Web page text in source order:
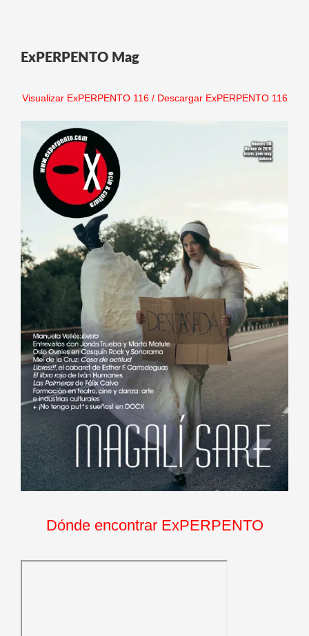
ExPERPENTO Mag
Visualizar ExPERPENTO 116/ Descargar ExPERPENTO 116
Dónde encontrar ExPERPENTO